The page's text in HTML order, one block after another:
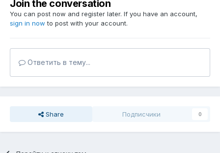
Join the conversation
You can post now and register later. If you have an account,
sign in now to post with your account.
Ответить в тему...
Share Подписчики 0